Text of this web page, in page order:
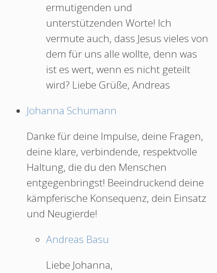
ermutigenden und
unterstützenden Worte! Ich
vermute auch, dass Jesus vieles von
dem für uns alle wollte, denn was
ist es wert, wenn es nicht geteilt
wird? Liebe Grüße, Andreas
Johanna Schumann
Danke für deine Impulse, deine Fragen,
deine klare, verbindende, respektvolle
Haltung, die du den Menschen
entgegenbringst! Beeindruckend deine
kämpferische Konsequenz, dein Einsatz
und Neugierde!
Andreas Basu
Liebe Johanna,